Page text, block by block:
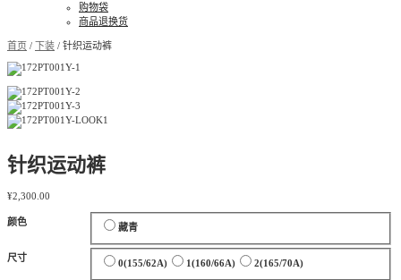
购物袋
商品退换货
首页 / 下装 / 针织运动裤
针织运动裤
¥2,300.00
颜色
藏青
尺寸
0(155/62A) 1(160/66A) 2(165/70A)